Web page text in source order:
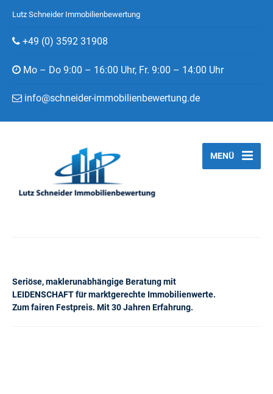
Lutz Schneider Immobilienbewertung
+49 (0) 3592 31908
Mo – Do 9:00 – 16:00 Uhr, Fr. 9:00 – 14:00 Uhr
info@schneider-immobilienbewertung.de
Seriöse, maklerunabhängige Beratung mit
LEIDENSCHAFT für marktgerechte Immobilienwerte.
Zum fairen Festpreis. Mit 30 Jahren Erfahrung.
MENÜ